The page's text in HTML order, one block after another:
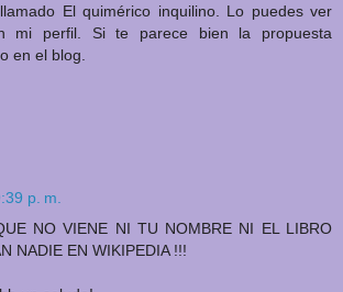
El quimérico inquilino. Lo puedes ver
mi perfil. Si te parece bien la propuesta
en el blog.
p. m.
NO VIENE NI TU NOMBRE NI EL LIBRO
NADIE EN WIKIPEDIA !!!